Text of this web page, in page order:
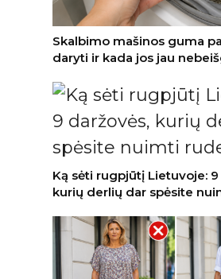
Skalbimo mašinos guma
daryti ir kada jos jau
Ką sėti rugpjūtį Lietuvoje: 9
kurių derlių dar spėsite